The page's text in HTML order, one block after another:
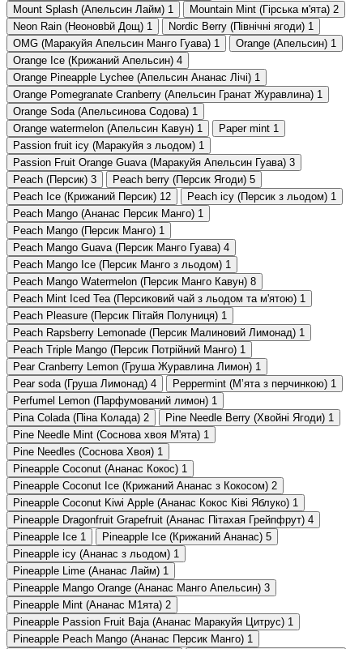
Mount Splash (Апельсин Лайм) 1 Mountain Mint (Гірська м'ята) 2
Neon Rain (Неоновbй Дощ) 1 Nordic Berry (Північні ягоди) 1
OMG (Маракуйя Апельсин Манго Гуава) 1 Orange (Апельсин) 1
Orange Ice (Крижаний Апельсин) 4
Orange Pineapple Lychee (Апельсин Ананас Лічі) 1
Orange Pomegranate Cranberry (Апельсин Гранат Журавлина) 1
Orange Soda (Апельсинова Содова) 1
Orange watermelon (Апельсин Кавун) 1 Paper mint 1
Passion fruit icy (Маракуйя з льодом) 1
Passion Fruit Orange Guava (Маракуйя Апельсин Гуава) 3
Peach (Персик) 3 Peach berry (Персик Ягоди) 5
Peach Ice (Крижаний Персик) 12 Peach icy (Персик з льодом) 1
Peach Mango (Ананас Персик Манго) 1
Peach Mango (Персик Манго) 1
Peach Mango Guava (Персик Манго Гуава) 4
Peach Mango Ice (Персик Манго з льодом) 1
Peach Mango Watermelon (Персик Манго Кавун) 8
Peach Mint Iced Tea (Персиковий чай з льодом та м'ятою) 1
Peach Pleasure (Персик Пітайя Полуниця) 1
Peach Rapsberry Lemonade (Персик Малиновий Лимонад) 1
Peach Triple Mango (Персик Потрійний Манго) 1
Pear Cranberry Lemon (Груша Журавлина Лимон) 1
Pear soda (Груша Лимонад) 4 Peppermint (Мʼята з перчинкою) 1
Perfumel Lemon (Парфумований лимон) 1
Pina Colada (Піна Колада) 2 Pine Needle Berry (Хвойні Ягоди) 1
Pine Needle Mint (Соснова хвоя М'ята) 1
Pine Needles (Соснова Хвоя) 1
Pineapple Coconut (Ананас Кокос) 1
Pineapple Coconut Ice (Крижаний Ананас з Кокосом) 2
Pineapple Coconut Kiwi Apple (Ананас Кокос Ківі Яблуко) 1
Pineapple Dragonfruit Grapefruit (Ананас Пітахая Грейпфрут) 4
Pineapple Ice 1 Pineapple Ice (Крижаний Ананас) 5
Pineapple icy (Ананас з льодом) 1
Pineapple Lime (Ананас Лайм) 1
Pineapple Mango Orange (Ананас Манго Апельсин) 3
Pineapple Mint (Ананас М1ята) 2
Pineapple Passion Fruit Baja (Ананас Маракуйя Цитрус) 1
Pineapple Peach Mango (Ананас Персик Манго) 1